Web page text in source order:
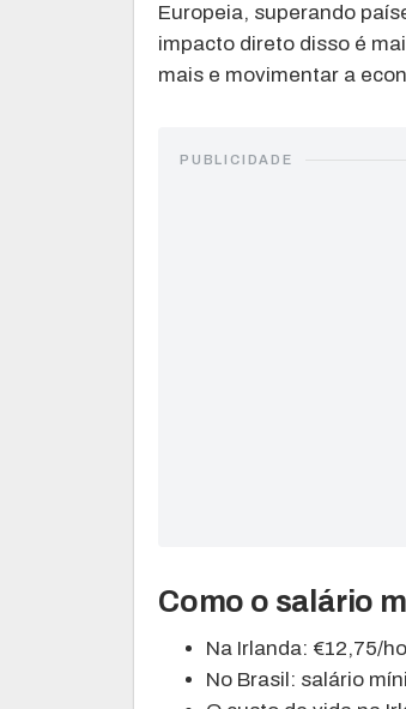
Europeia, superando
impacto direto disso é
mais e movimentar a
PUBLICIDADE
Como o salário
Na Irlanda: €12,75/
No Brasil: salário